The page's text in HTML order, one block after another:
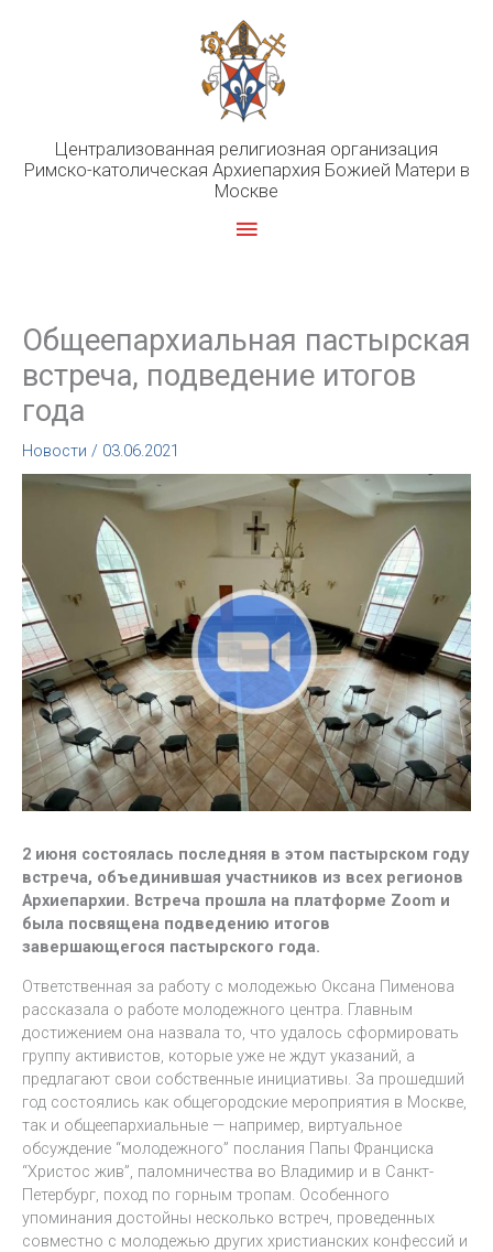
Централизованная религиозная организация
Римско-католическая Архиепархия Божией Матери в
Москве
Главное
Общеепархиальная пастырская
встреча, подведение итогов
года
Новости / 03.06.2021
2 июня состоялась последняя в этом пастырском году
встреча, объединившая участников из всех регионов
Архиепархии. Встреча прошла на платформе Zoom и
была посвящена подведению итогов
завершающегося пастырского года.
Ответственная за работу с молодежью Оксана Пименова
рассказала о работе молодежного центра. Главным
достижением она назвала то, что удалось сформировать
группу активистов, которые уже не ждут указаний, а
предлагают свои собственные инициативы. За прошедший
год состоялись как общегородские мероприятия в Москве,
так и общеепархиальные — например, виртуальное
обсуждение “молодежного” послания Папы Франциска
“Христос жив”, паломничества во Владимир и в Санкт-
Петербург, поход по горным тропам. Особенного
упоминания достойны несколько встреч, проведенных
совместно с молодежью других христианских конфессий и